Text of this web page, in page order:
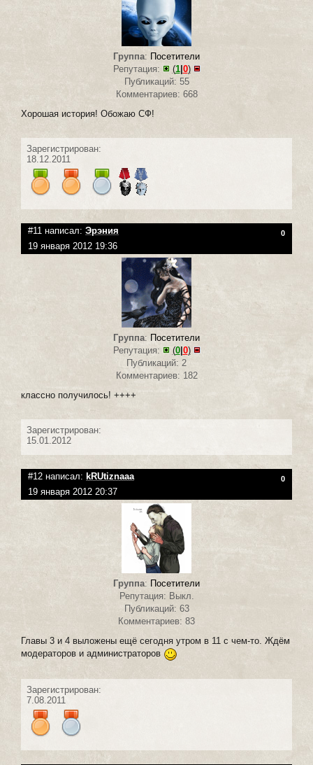
Группа: Посетители
Репутация:
(1| 0)
Публикаций: 55
Комментариев: 668
Хорошая история! Обожаю СФ!
Зарегистрирован:
18.12.2011
#11 написал: Эрэния 0
19 января 2012 19:36
Группа: Посетители
Репутация:
(0| 0)
Публикаций: 2
Комментариев: 182
классно получилось! ++++
Зарегистрирован:
15.01.2012
#12 написал: kRUtiznaaa 0
19 января 2012 20:37
Группа: Посетители
Репутация: Выкл.
Публикаций: 63
Комментариев: 83
Главы 3 и 4 выложены ещё сегодня утром в 11 с чем-то. Ждём
модераторов и администраторов
Зарегистрирован:
7.08.2011